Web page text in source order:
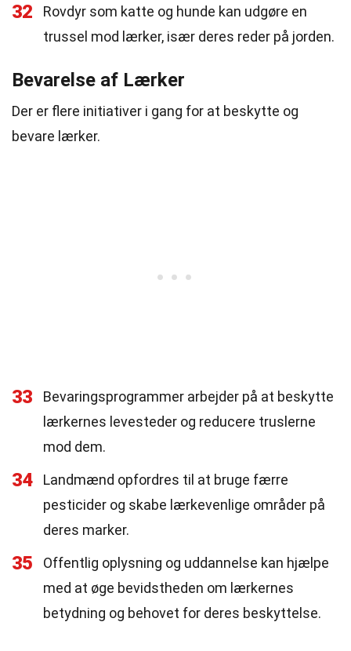
32
Rovdyr som katte og hunde kan udgøre en
trussel mod lærker, især deres reder på jorden.
Bevarelse af Lærker
Der er flere initiativer i gang for at beskytte og
bevare lærker.
33
Bevaringsprogrammer arbejder på at beskytte
lærkernes levesteder og reducere truslerne
mod dem.
34
Landmænd opfordres til at bruge færre
pesticider og skabe lærkevenlige områder på
deres marker.
35
Offentlig oplysning og uddannelse kan hjælpe
med at øge bevidstheden om lærkernes
betydning og behovet for deres beskyttelse.